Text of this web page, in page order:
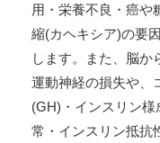
用・栄養不良・癌や
縮(カヘキシア)の要
します。また、脳か
運動神経の損失や、
(GH)・インスリン
常・インスリン抵抗